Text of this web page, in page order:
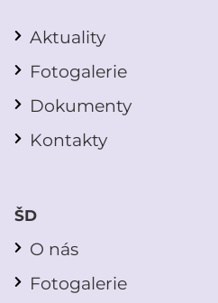
Aktuality
Fotogalerie
Dokumenty
Kontakty
ŠD
O nás
Fotogalerie